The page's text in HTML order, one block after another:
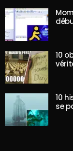
10
10
se